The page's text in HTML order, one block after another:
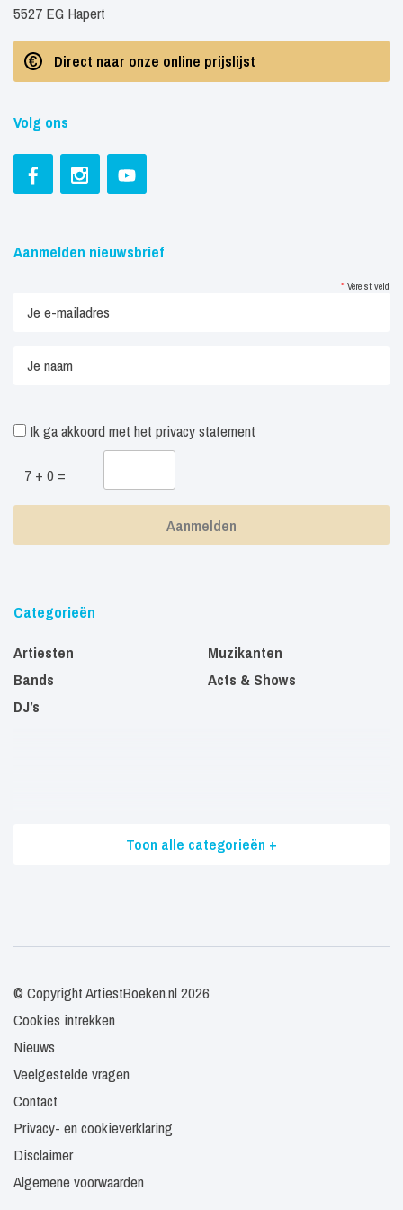
5527 EG Hapert
Direct naar onze online prijslijst
Volg ons
Aanmelden nieuwsbrief
* Vereist veld
Ik ga akkoord met het privacy statement
7 + 0 =
Categorieën
Artiesten
Bands
DJ’s
Muzikanten
Acts & Shows
Toon alle categorieën +
© Copyright ArtiestBoeken.nl 2026
Cookies intrekken
Nieuws
Veelgestelde vragen
Contact
Privacy- en cookieverklaring
Disclaimer
Algemene voorwaarden